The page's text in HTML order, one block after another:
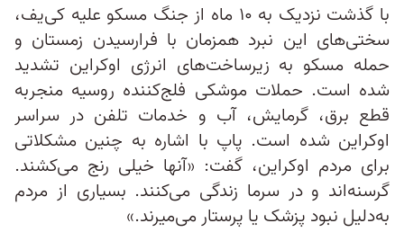
با گذشت نزدیک به ۱۰ ماه از جنگ مسکو علیه کی‌یف،
سختی‌های این نبرد همزمان با فرارسیدن زمستان و
حمله مسکو به زیرساخت‌های انرژی اوکراین تشدید
شده است. حملات موشکی فلج‌کننده روسیه منجربه
قطع برق، گرمایش، آب و خدمات تلفن در سراسر
اوکراین شده است. پاپ با اشاره به چنین مشکلاتی
برای مردم اوکراین، گفت: «آنها خیلی رنج می‌کشند.
گرسنه‌اند‌ و در سرما زندگی می‌کنند. بسیاری از مردم
به‌دلیل نبود پزشک یا پرستار می‌میرند.»